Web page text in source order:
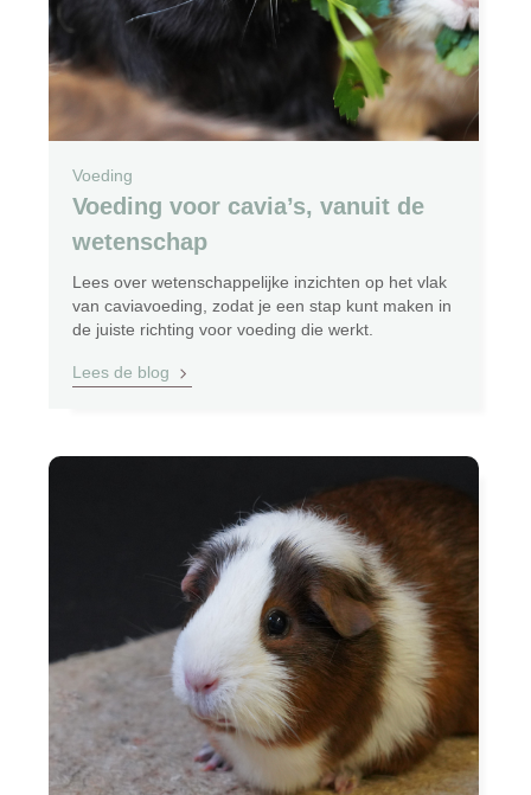
Voeding
Voeding voor cavia’s, vanuit de
wetenschap
Lees over wetenschappelijke inzichten op het vlak
van caviavoeding, zodat je een stap kunt maken in
de juiste richting voor voeding die werkt.
Lees de blog